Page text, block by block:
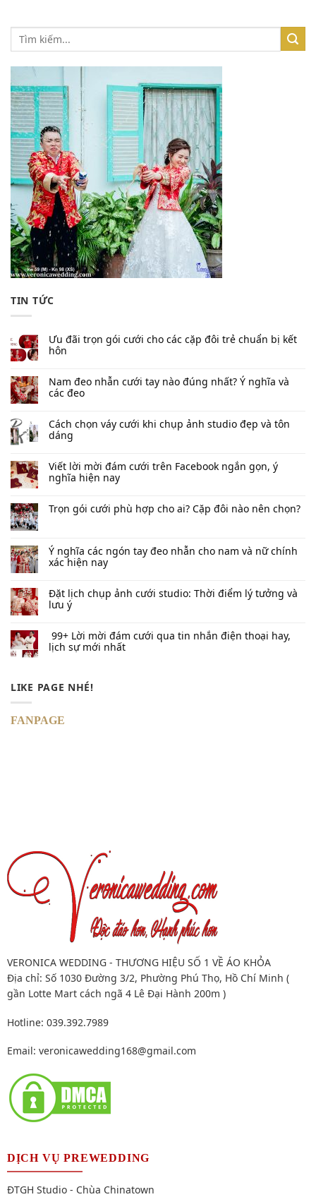
TIN TỨC
Ưu đãi trọn gói cưới cho các cặp đôi trẻ chuẩn bị kết
hôn
Nam đeo nhẫn cưới tay nào đúng nhất​? Ý nghĩa và
các đeo
Cách chọn váy cưới khi chụp ảnh studio đẹp và tôn
dáng
Viết lời mời đám cưới trên Facebook​ ngắn gọn, ý
nghĩa hiện nay
Trọn gói cưới phù hợp cho ai? Cặp đôi nào nên chọn?
Ý nghĩa các ngón tay đeo nhẫn cho nam và nữ chính
xác hiện nay
Đặt lịch chụp ảnh cưới studio: Thời điểm lý tưởng và
lưu ý
99+ Lời mời đám cưới qua tin nhắn​ điện thoại hay,
lịch sự mới nhất
LIKE PAGE NHÉ!
FANPAGE
VERONICA WEDDING - THƯƠNG HIỆU SỐ 1 VỀ ÁO KHỎA
Địa chỉ: Số 1030 Đường 3/2, Phường Phú Thọ, Hồ Chí Minh (
gần Lotte Mart cách ngã 4 Lê Đại Hành 200m )
Hotline: 039.392.7989
Email: veronicawedding168@gmail.com
DỊCH VỤ PREWEDDING
ĐTGH Studio - Chùa Chinatown